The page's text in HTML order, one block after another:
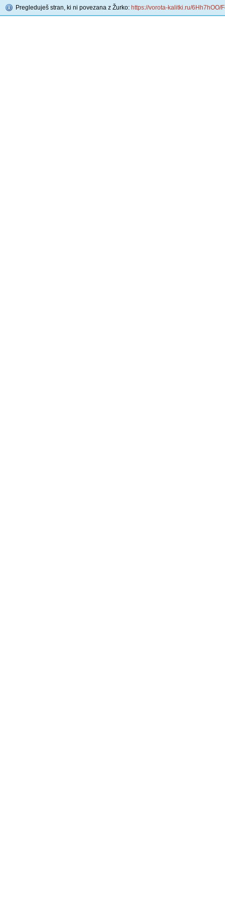
Pregleduješ stran, ki ni povezana z Žurko: https://vorota-kalitki.ru/6Hh7hOO/